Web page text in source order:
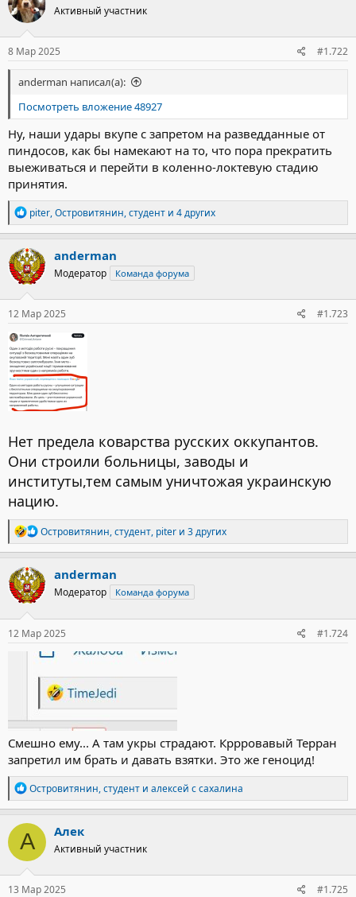
Активный участник
8 Мар 2025 #1.722
anderman написал(а):
Посмотреть вложение 48927
Ну, наши удары вкупе с запретом на разведданные от
пиндосов, как бы намекают на то, что пора прекратить
выеживаться и перейти в коленно-локтевую стадию
принятия.
Р
е
а
к
ц
и
и
:
piter,Островитянин,студент и 4 других
anderman
Модератор Команда форума
12 Мар 2025 #1.723
Нет предела коварства русских оккупантов.
Они строили больницы, заводы и
институты,тем самым уничтожая украинскую
нацию.
Р
е
а
ц
и
:
Островитянин,студент, piter и 3 других
anderman
Модератор Команда форума
12 Мар 2025 #1.724
Смешно ему... А там укры страдают. Кррровавый Терран
запретил им брать и давать взятки. Это же геноцид!
Р
е
а
к
ц
и
и
:
Островитянин,студент и алексей с сахалина
А Алек
Активный участник
13 Мар 2025 #1.725